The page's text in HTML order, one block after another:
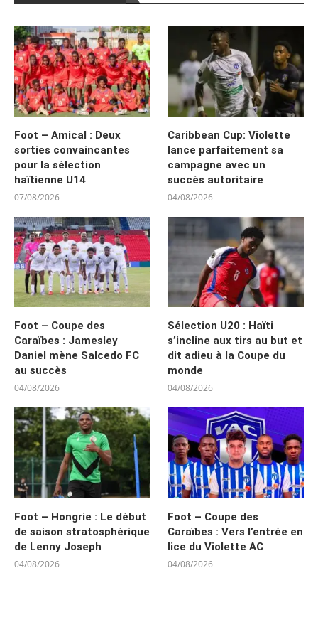
Foot – Amical : Deux
sorties convaincantes
pour la sélection
haïtienne U14
07/08/2026
Caribbean Cup: Violette
lance parfaitement sa
campagne avec un
succès autoritaire
04/08/2026
Foot – Coupe des
Caraïbes : Jamesley
Daniel mène Salcedo FC
au succès
04/08/2026
Sélection U20 : Haïti
s’incline aux tirs au but et
dit adieu à la Coupe du
monde
04/08/2026
Foot – Hongrie : Le début
de saison stratosphérique
de Lenny Joseph
04/08/2026
Foot – Coupe des
Caraïbes : Vers l’entrée en
lice du Violette AC
04/08/2026